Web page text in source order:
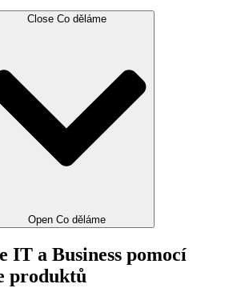
Close Co děláme
Open Co děláme
IT a Business pomocí
produktů